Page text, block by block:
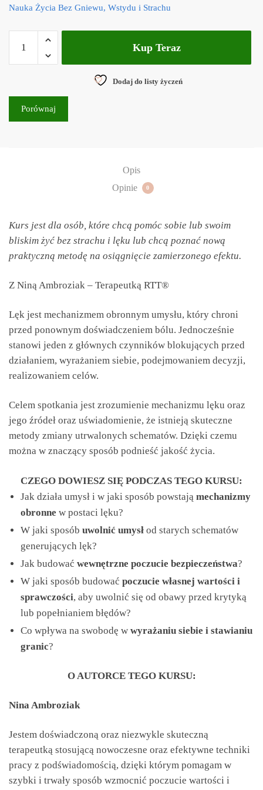
Nauka Życia Bez Gniewu, Wstydu i Strachu
Kup Teraz
Dodaj do listy życzeń
Porównaj
Opis
Opinie
0
Kurs jest dla osób, które chcą pomóc sobie lub swoim
bliskim żyć bez strachu i lęku lub chcą poznać nową
praktyczną metodę na osiągnięcie zamierzonego efektu.
Z Niną Ambroziak – Terapeutką RTT®
Lęk jest mechanizmem obronnym umysłu, który chroni
przed ponownym doświadczeniem bólu. Jednocześnie
stanowi jeden z głównych czynników blokujących przed
działaniem, wyrażaniem siebie, podejmowaniem decyzji,
realizowaniem celów.
Celem spotkania jest zrozumienie mechanizmu lęku oraz
jego źródeł oraz uświadomienie, że istnieją skuteczne
metody zmiany utrwalonych schematów. Dzięki czemu
można w znaczący sposób podnieść jakość życia.
CZEGO DOWIESZ SIĘ PODCZAS TEGO KURSU:
Jak działa umysł i w jaki sposób powstają mechanizmy
obronne w postaci lęku?
W jaki sposób uwolnić umysł od starych schematów
generujących lęk?
Jak budować wewnętrzne poczucie bezpieczeństwa?
W jaki sposób budować poczucie własnej wartości i
sprawczości, aby uwolnić się od obawy przed krytyką
lub popełnianiem błędów?
Co wpływa na swobodę w wyrażaniu siebie i stawianiu
granic?
O AUTORCE TEGO KURSU:
Nina Ambroziak
Jestem doświadczoną oraz niezwykle skuteczną
terapeutką stosującą nowoczesne oraz efektywne techniki
pracy z podświadomością, dzięki którym pomagam w
szybki i trwały sposób wzmocnić poczucie wartości i